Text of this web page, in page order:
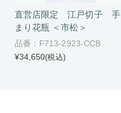
直営店限定 江戸切子 手
まり花瓶 ＜市松＞
品番：F713-2923-CCB
¥34,650(税込)